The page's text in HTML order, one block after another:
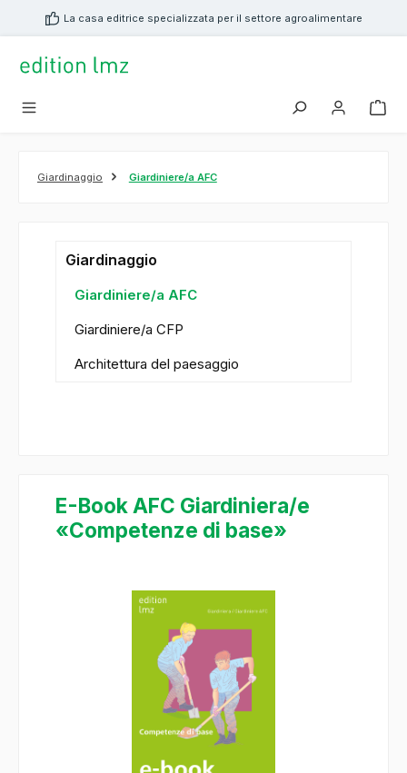
principaleLa casa editrice specializzata per il settore agroalimentare
Giardinaggio Giardiniere/a AFC
Giardinaggio
Giardiniere/a AFC
Giardiniere/a CFP
Architettura del paesaggio
E-Book AFC Giardiniera/e
«Competenze di base»
Salta la galleria di immagini